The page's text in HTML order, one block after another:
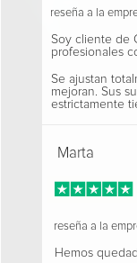
reseña a la
Soy cliente de
profesionales
Se ajustan
mejoran. Sus
estrictamente
Marta
reseña a la
Hemos